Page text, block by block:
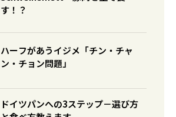
す！？
ハーフがあうイジメ「チン・チャ
ン・チョン問題」
ドイツパンへの3ステップ－選び方